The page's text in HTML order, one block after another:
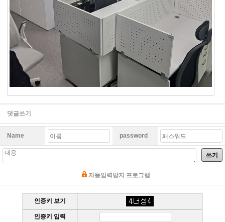
댓글쓰기
Name password
쓰기
자동입력방지 프로그램
인증키 보기
인증키 입력